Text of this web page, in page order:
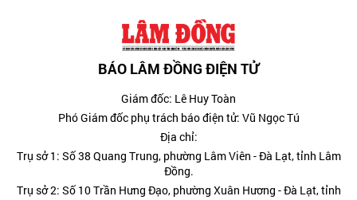
BÁO LÂM ĐỒNG ĐIỆN TỬ
Giám đốc: Lê Huy Toàn
Phó Giám đốc phụ trách báo điện tử: Vũ Ngọc Tú
Địa chỉ:
Trụ sở 1: Số 38 Quang Trung, phường Lâm Viên - Đà Lạt, tỉnh Lâm
Đồng.
Trụ sở 2: Số 10 Trần Hưng Đạo, phường Xuân Hương - Đà Lạt, tỉnh